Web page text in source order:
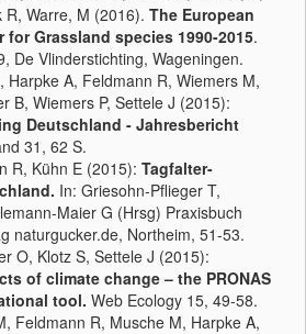
R, Warre, M (2016). The European
Grassland species 1990-2015.
De Vlinderstichting, Wageningen.
Harpke A, Feldmann R, Wiemers M,
B, Wiemers P, Settele J (2015):
Deutschland - Jahresbericht
31, 62 S.
R, Kühn E (2015): Tagfalter-
In: Griesohn-Pflieger T,
Maier G (Hrsg) Praxisbuch
naturgucker.de, Northeim, 51-53.
O, Klotz S, Settele J (2015):
of climate change – the PRONAS
tool. Web Ecology 15, 49-58.
Feldmann R, Musche M, Harpke A,